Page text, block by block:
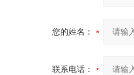
您的姓名：
联系电话：